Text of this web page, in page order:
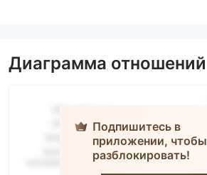
Диаграмма отношений
Подпишитесь в
приложении, чтобы
разблокировать!
CCC-Trade